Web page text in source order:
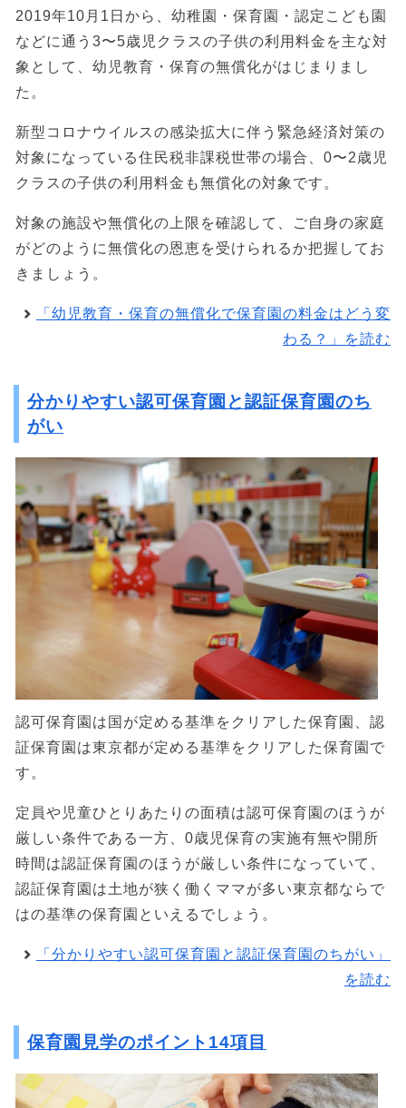
2019年10月1日から、幼稚園・保育園・認定こども園
などに通う3〜5歳児クラスの子供の利用料金を主な対
象として、幼児教育・保育の無償化がはじまりまし
た。
新型コロナウイルスの感染拡大に伴う緊急経済対策の
対象になっている住民税非課税世帯の場合、0〜2歳児
クラスの子供の利用料金も無償化の対象です。
対象の施設や無償化の上限を確認して、ご自身の家庭
がどのように無償化の恩恵を受けられるか把握してお
きましょう。
「幼児教育・保育の無償化で保育園の料金はどう変
わる？」を読む
分かりやすい認可保育園と認証保育園のち
がい
認可保育園は国が定める基準をクリアした保育園、認
証保育園は東京都が定める基準をクリアした保育園で
す。
定員や児童ひとりあたりの面積は認可保育園のほうが
厳しい条件である一方、0歳児保育の実施有無や開所
時間は認証保育園のほうが厳しい条件になっていて、
認証保育園は土地が狭く働くママが多い東京都ならで
はの基準の保育園といえるでしょう。
「分かりやすい認可保育園と認証保育園のちがい」
を読む
保育園見学のポイント14項目